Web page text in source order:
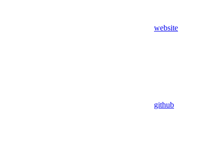
website
github